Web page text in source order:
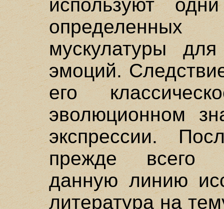
используют
мускулатуры
эмоций.
его
эволюционном
экспрессии.
прежде всего
данную линию
литература на